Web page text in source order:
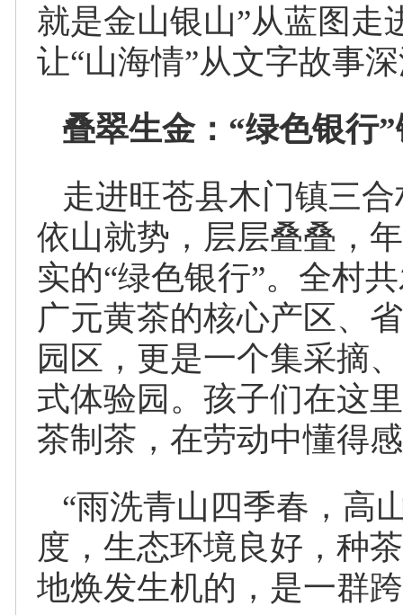
就是金山银山”从蓝图走
让“山海情”从文字故事
叠翠生金：“绿色银行
走进旺苍县木门镇三
依山就势，层层叠叠，
实的“绿色银行”。全村
广元黄茶的核心产区、
园区，更是一个集采摘
式体验园。孩子们在这
茶制茶，在劳动中懂得
“雨洗青山四季春，高
度，生态环境良好，种
地焕发生机的，是一群